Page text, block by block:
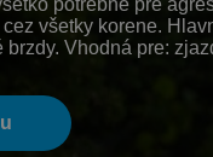
potrebné pre
všetky korene.
Vhodná pre: